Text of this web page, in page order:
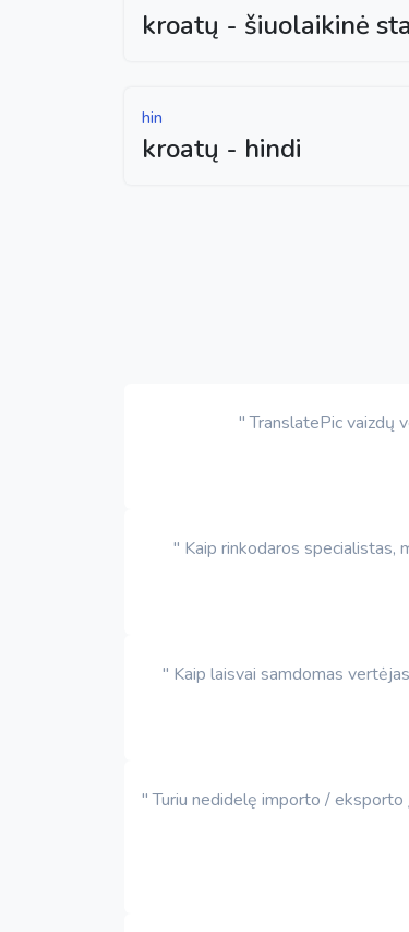
kroatų - šiuolaikinė
hin
kroatų - hindi
" TranslatePic vaizdų
" Kaip rinkodaros specialistas,
" Kaip laisvai samdomas
" Turiu nedidelę importo /